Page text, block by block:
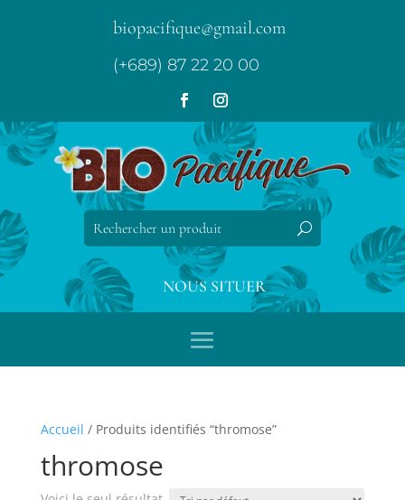
biopacifique@gmail.com
(+689) 87 22 20 00
NOUS SITUER
Accueil / Produits identifiés “thromose”
thromose